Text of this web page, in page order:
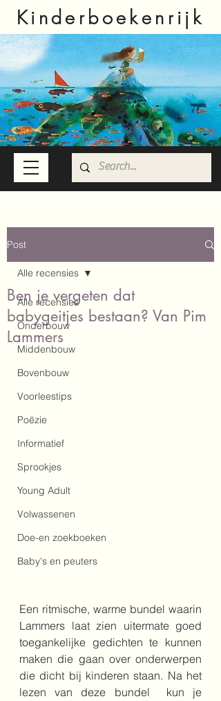
Kinderboekenrijk
Post
Alle recensies
Onderbouw
Middenbouw
Bovenbouw
Voorleestips
Poëzie
Informatief
Sprookjes
Young Adult
Volwassenen
Doe-en zoekboeken
Baby's en peuters
Alle recensies
Ben je vergeten dat
babygeitjes bestaan? Van Pim
Lammers
Een ritmische, warme bundel waarin
Lammers laat zien uitermate goed
toegankelijke gedichten te kunnen
maken die gaan over onderwerpen
die dicht bij kinderen staan. Na het
lezen van deze bundel  kun je